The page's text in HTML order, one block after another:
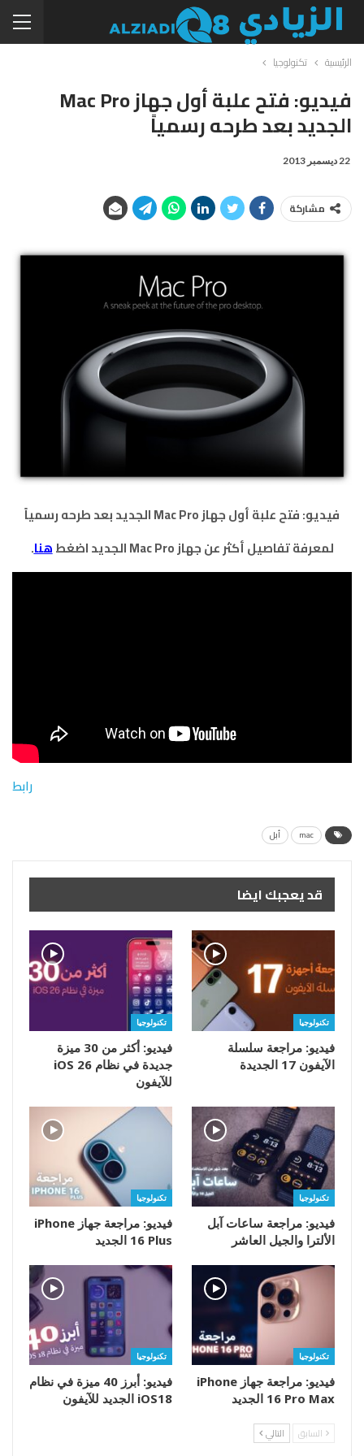
الرئيسية تكنولوجيا
فيديو: فتح علبة أول جهاز Mac Pro
الجديد بعد طرحه رسمياً
22 ديسمبر 2013
مشاركة
فيديو: فتح علبة أول جهاز Mac Pro الجديد بعد طرحه رسمياً
لمعرفة تفاصيل أكثر عن جهاز Mac Pro الجديد اضغط
هنا.
رابط
mac أبل
قد يعجبك ايضا
تكنولوجيا
فيديو: مراجعة سلسلة
الآيفون 17 الجديدة
تكنولوجيا
فيديو: أكثر من 30 ميزة
جديدة في نظام iOS 26
للآيفون
تكنولوجيا
فيديو: مراجعة ساعات آبل
الألترا والجيل العاشر
تكنولوجيا
فيديو: مراجعة جهاز iPhone
16 Plus الجديد
تكنولوجيا
فيديو: مراجعة جهاز iPhone
16 Pro Max الجديد
تكنولوجيا
فيديو: أبرز 40 ميزة في نظام
iOS18 الجديد للآيفون
السابق التالي